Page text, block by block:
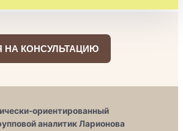
НА КОНСУЛЬТАЦИЮ
ориентированный
аналитик Ларионова